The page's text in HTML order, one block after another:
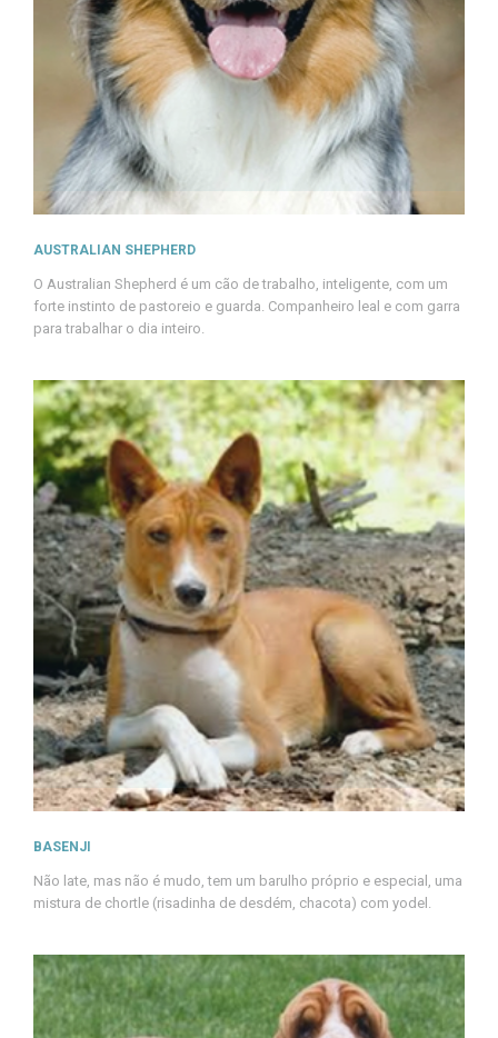
AUSTRALIAN SHEPHERD
O Australian Shepherd é um cão de trabalho, inteligente, com um
forte instinto de pastoreio e guarda. Companheiro leal e com garra
para trabalhar o dia inteiro.
BASENJI
Não late, mas não é mudo, tem um barulho próprio e especial, uma
mistura de chortle (risadinha de desdém, chacota) com yodel.